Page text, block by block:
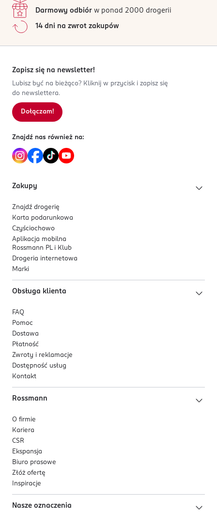
D04 C7H
Dublin
help@revolutionbeauty.com
Kod EAN
5 057566 176460
Darmowy odbiór w ponad 2000 drogerii
14 dni na zwrot zakupów
Zapisz się na newsletter!
Lubisz być na bieżąco? Kliknij w przycisk i zapisz się
do newslettera.
Dołączam!
Znajdź nas również na:
Zakupy
Znajdź drogerię
Karta podarunkowa
Czyściochowo
Aplikacja mobilna
Rossmann PL i Klub
Drogeria internetowa
Marki
Obsługa klienta
FAQ
Pomoc
Dostawa
Płatność
Zwroty i reklamacje
Dostępność usług
Kontakt
Rossmann
O firmie
Kariera
CSR
Ekspansja
Biuro prasowe
Złóż ofertę
Inspiracje
Nasze oznaczenia